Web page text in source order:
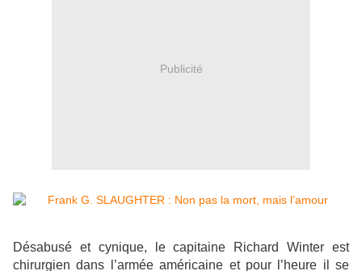
Publicité
Désabusé et cynique, le capitaine Richard Winter est
chirurgien dans l’armée américaine et pour l’heure il se